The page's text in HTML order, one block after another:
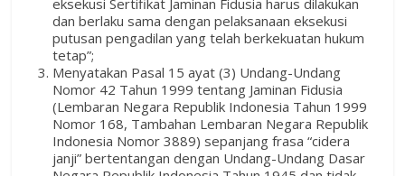
dan berlaku sama dengan pelaksanaan eksekusi
putusan pengadilan yang telah berkekuatan hukum
tetap”;
Menyatakan Pasal 15 ayat (3) Undang-Undang
Nomor 42 Tahun 1999 tentang Jaminan Fidusia
(Lembaran Negara Republik Indonesia Tahun 1999
Nomor 168, Tambahan Lembaran Negara Republik
Indonesia Nomor 3889) sepanjang frasa “cidera
janji” bertentangan dengan Undang-Undang Dasar